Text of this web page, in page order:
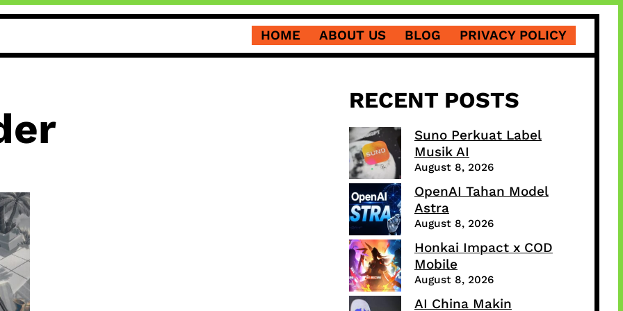
HOME ABOUT US BLOG PRIVACY POLICY
RECENT POSTS
Suno Perkuat Label
Musik AI
August 8, 2026
OpenAI Tahan Model
Astra
August 8, 2026
Honkai Impact x COD
Mobile
August 8, 2026
AI China Makin